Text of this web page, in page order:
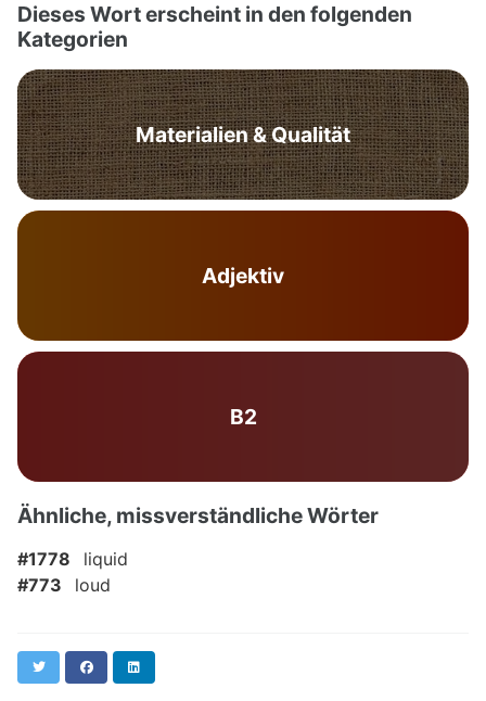
Dieses Wort erscheint in den folgenden
Kategorien
Materialien & Qualität
Adjektiv
B2
Ähnliche, missverständliche Wörter
#1778
liquid
#773
loud
Twitter Facebook